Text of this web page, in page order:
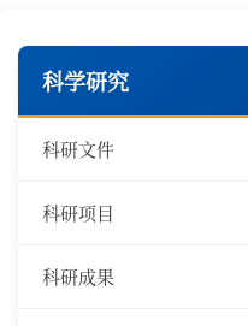
科学研究
科研文件
科研项目
科研成果